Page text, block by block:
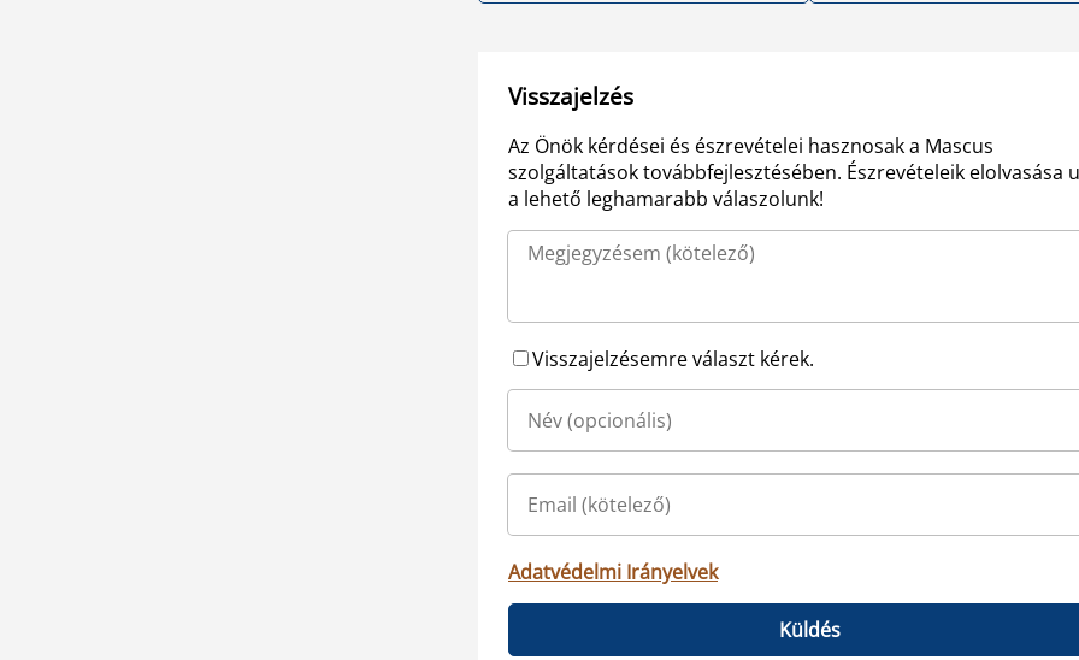
Visszajelzés
Az Önök kérdései és észrevételei hasznosak a Mascus
szolgáltatások továbbfejlesztésében. Észrevételeik elolvasása
a lehető leghamarabb válaszolunk!
Visszajelzésemre választ kérek.
Adatvédelmi Irányelvek
Küldés